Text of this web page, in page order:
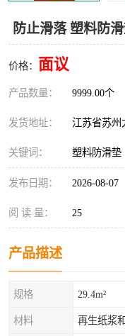
防止滑落 塑料防
价格： 面议
产品数量： 9999.00个
发货地址： 江苏省苏州
关键词： 塑料防滑垫
发布日期： 2026-08-07
阅 读 量： 25
产品描述
规格 29.4m²
材料 再生纸浆